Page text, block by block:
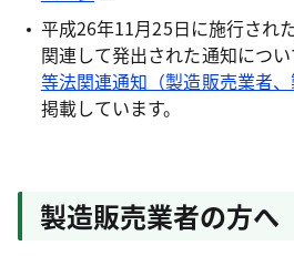
平成26年11月25日に施行され
関連して発出された通知につい
等法関連通知（製造販売業者、
掲載しています。
製造販売業者の方へ